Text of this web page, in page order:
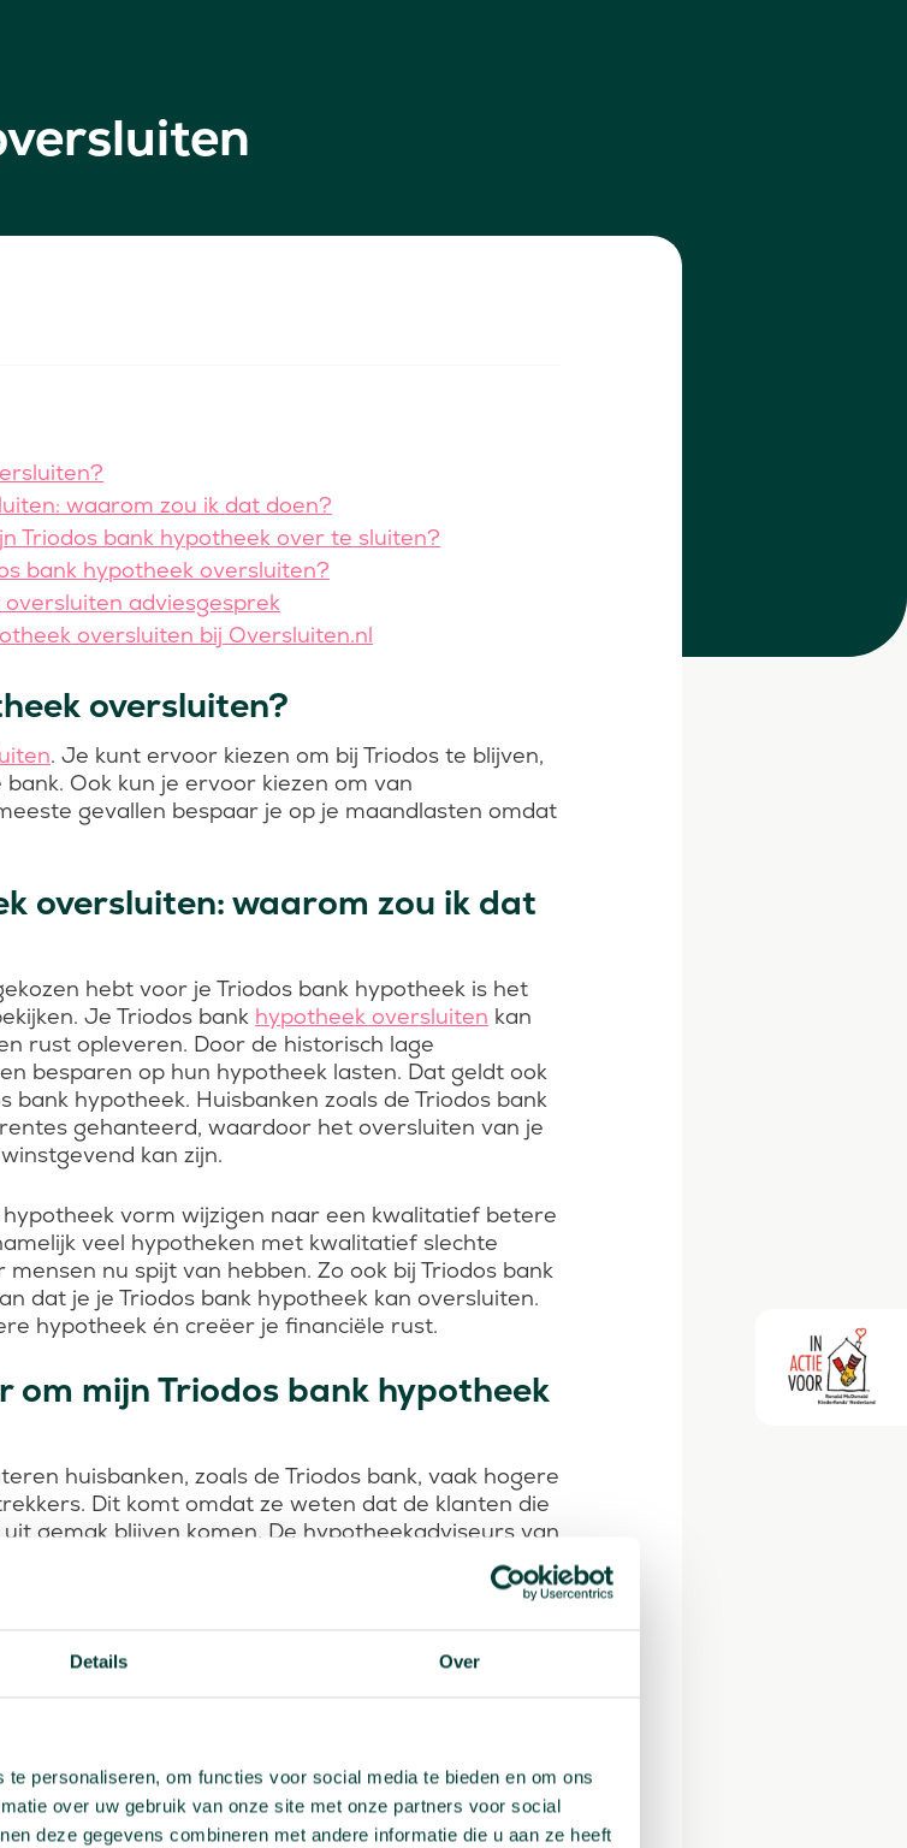
Details Over
personaliseren, om functies voor social media te bieden en om ons
over uw gebruik van onze site met onze partners voor social
deze gegevens combineren met andere informatie die u aan ze heeft
waarom zou ik dat doen?
Triodos bank hypotheek over te sluiten?
bank hypotheek oversluiten?
adviesgesprek
oversluiten bij Oversluiten.nl
oversluiten?
. Je kunt ervoor kiezen om bij Triodos te blijven,
Ook kun je ervoor kiezen om van
gevallen bespaar je op je maandlasten omdat
oversluiten: waarom zou ik dat
hebt voor je Triodos bank hypotheek is het
Je Triodos bank hypotheek oversluiten kan
rust opleveren. Door de historisch lage
besparen op hun hypotheek lasten. Dat geldt ook
bank hypotheek. Huisbanken zoals de Triodos bank
gehanteerd, waardoor het oversluiten van je
kan zijn.
vorm wijzigen naar een kwalitatief betere
veel hypotheken met kwalitatief slechte
nu spijt van hebben. Zo ook bij Triodos bank
dat je je Triodos bank hypotheek kan oversluiten.
hypotheek én creëer je financiële rust.
om mijn Triodos bank hypotheek
huisbanken, zoals de Triodos bank, vaak hogere
Dit komt omdat ze weten dat de klanten die
gemak blijven komen. De hypotheekadviseurs van
Als jij je Triodos bank hypotheek wil oversluiten bij
haar eigen hypotheken. Dit geeft jou als klant
dan 50 hypotheekverstrekkersmet
je je Triodos bank hypotheek oversluitopties aan
door een onafhankelijke hypotheekadviseur naar